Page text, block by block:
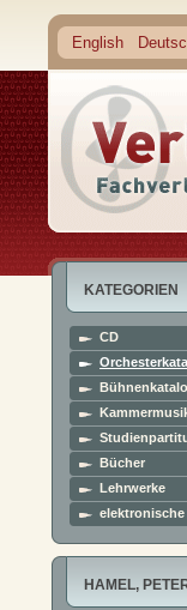
English
KATEGORIEN
CD
Bücher
Lehrwerke
elektronische
HAMEL,